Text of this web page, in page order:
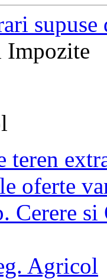
Impozite
teren
oferte
Cerere si
Agricol